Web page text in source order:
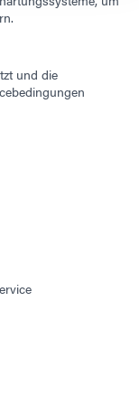
und die